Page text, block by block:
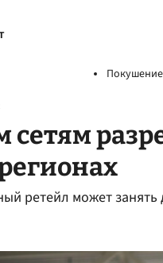
ретейл может